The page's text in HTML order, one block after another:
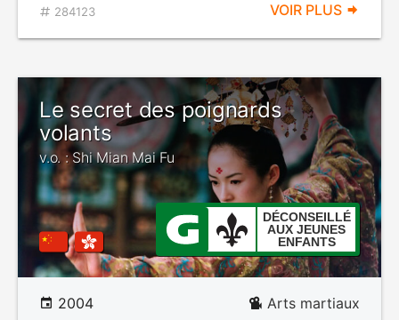
284123 VOIR PLUS
Le secret des poignards
volants
v.o. : Shi Mian Mai Fu
DÉCONSEILLÉ
AUX JEUNES
ENFANTS
2004 Arts martiaux